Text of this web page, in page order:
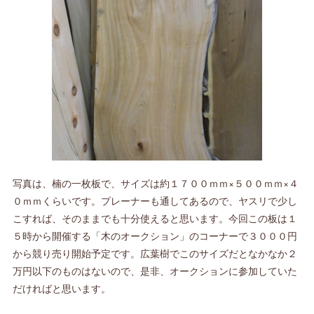
写真は、楠の一枚板で、サイズは約１７００ｍｍ×５００ｍｍ×４
０ｍｍくらいです。プレーナーも通してあるので、ヤスリで少し
こすれば、そのままでも十分使えると思います。今回この板は１
５時から開催する「木のオークション」のコーナーで３０００円
から競り売り開始予定です。広葉樹でこのサイズだとなかなか２
万円以下のものはないので、是非、オークションに参加していた
だければと思います。